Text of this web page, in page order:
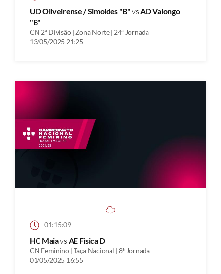
UD Oliveirense / Simoldes "B"vsAD Valongo
"B"
CN 2ª Divisão | Zona Norte | 24ª Jornada
13/05/2025 21:25
01:15:09
HC Maiavs AE Fisica D
CN Feminino | Taça Nacional | 8ª Jornada
01/05/2025 16:55